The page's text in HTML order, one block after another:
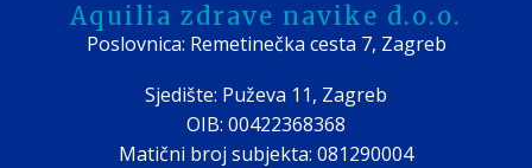
Aquilia zdrave navike d.o.o.
Poslovnica: Remetinečka cesta 7, Zagreb
Sjedište: Puževa 11, Zagreb
OIB: 00422368368
Matični broj subjekta: 081290004